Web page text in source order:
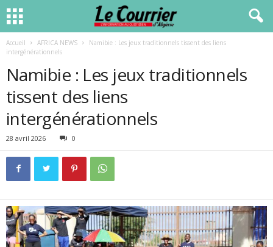
Accueil AFRICA NEWS
Namibie : Les jeux traditionnels tissent des liens
intergénérationnels
Namibie : Les jeux traditionnels
tissent des liens
intergénérationnels
28 avril 2026 0